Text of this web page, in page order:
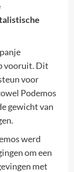
vooruit. Dit
voor
Podemos
gewicht van
werd
om een
met